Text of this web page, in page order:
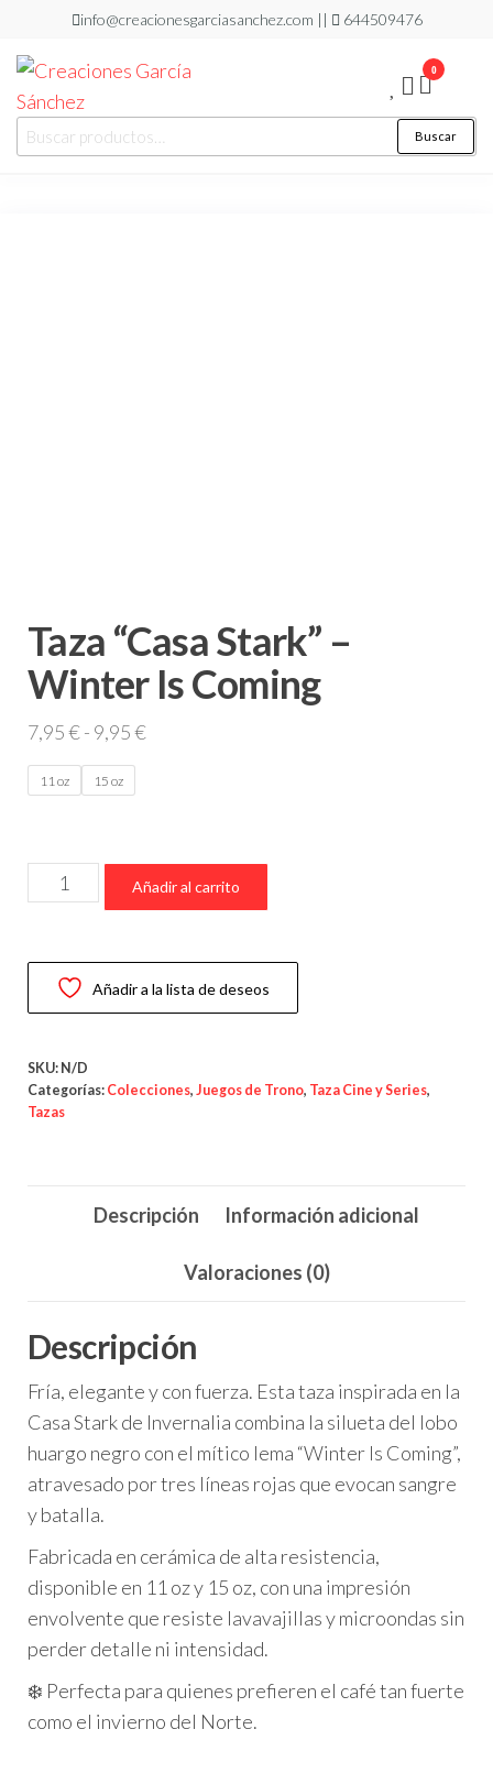
contenido
info@creacionesgarciasanchez.com || 644509476
Creaciones
García
regalos
personalizados
por:
Buscar
0
Taza “Casa Stark” –
Winter Is Coming
7,95€- 9,95€
hasta
9,95 €
11 oz 15 oz
Taza
“Casa
–
Winter
Coming
cantidad
Añadir al carrito
Añadir a la lista de deseos
SKU: N/D
Categorías: Colecciones, Juegos de Trono, Taza Cine y Series,
Tazas
Descripción Información adicional
Valoraciones (0)
Descripción
Fría, elegante y con fuerza. Esta taza inspirada en la
Casa Stark de Invernalia combina la silueta del lobo
huargo negro con el mítico lema “Winter Is Coming”,
atravesado por tres líneas rojas que evocan sangre
y batalla.
Fabricada en cerámica de alta resistencia,
disponible en 11 oz y 15 oz, con una impresión
envolvente que resiste lavavajillas y microondas sin
perder detalle ni intensidad.
❄️ Perfecta para quienes prefieren el café tan fuerte
como el invierno del Norte.